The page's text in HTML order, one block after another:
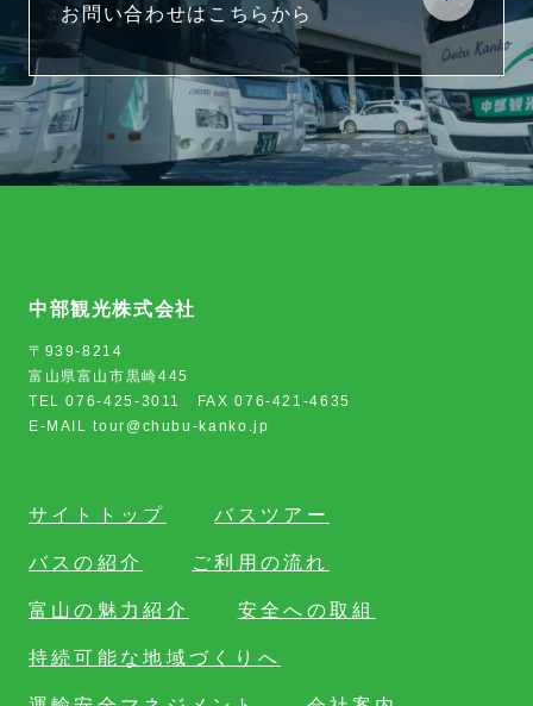
お問い合わせはこちらから
中部観光株式会社
〒939-8214
富山県富山市黒崎445
TEL 076-425-3011 FAX 076-421-4635
E-MAIL tour@chubu-kanko.jp
サイトトップ バスツアー
バスの紹介 ご利用の流れ
富山の魅力紹介 安全への取組
持続可能な地域づくりへ